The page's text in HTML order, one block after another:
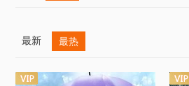
最新 最热